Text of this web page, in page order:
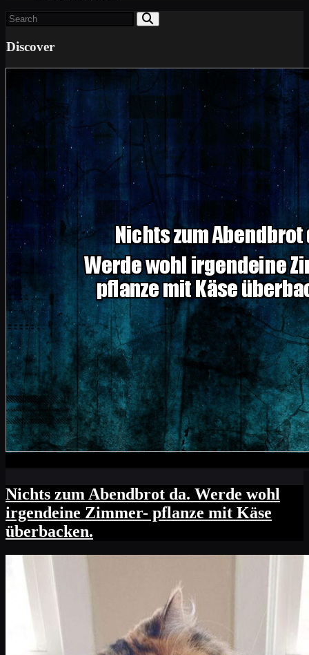
Discover
Nichts zum Abendbrot da. Werde wohl
irgendeine Zimmer- pflanze mit Käse
überbacken.